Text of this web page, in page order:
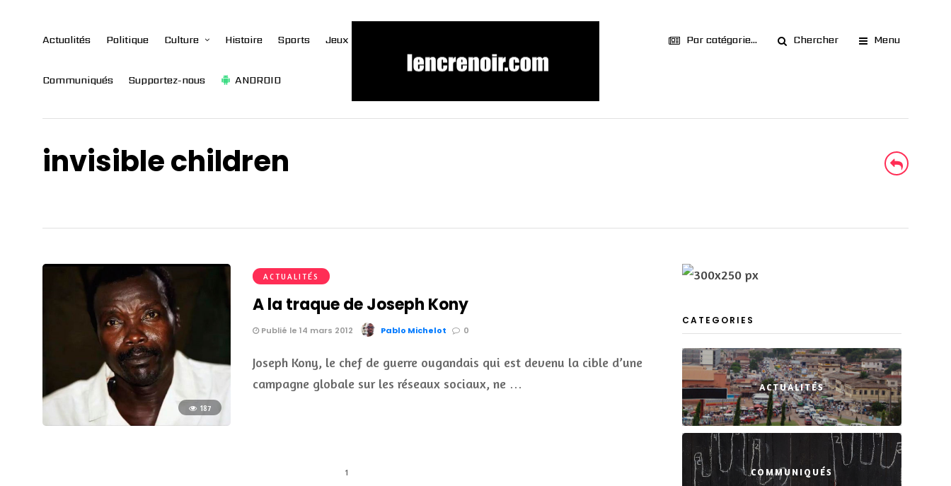
Actualités Politique Culture Histoire Sports Jeux
Communiqués Supportez-nous ANDROID
Par catégorie... Chercher Menu
invisible children
187
ACTUALITÉS
A la traque de Joseph Kony
Publié le 14 mars 2012 Pablo Michelot 0
Joseph Kony, le chef de guerre ougandais qui est devenu la cible d’une
campagne globale sur les réseaux sociaux, ne …
1
CATEGORIES
ACTUALITÉS
COMMUNIQUÉS